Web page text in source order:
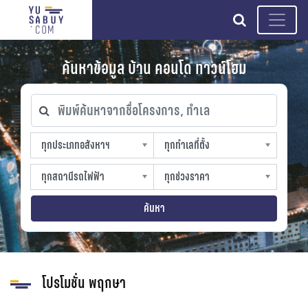
search
ค้นหาข้อมูล บ้าน คอนโด ทาวน์โฮม
พิมพ์ค้นหาจากชื่อโครงการ, ทำเล
ทุกประเภทอสังหาฯ
ทุกประเภทอสังหาฯ
sproperty
ทุกทำเลที่ตั้ง
ทุกทำเลที่ตั้ง
slocation
ทุกสถานีรถไฟฟ้า
ทุกสถานีรถไฟฟ้า
strain-station
ทุกช่วงราคา
ทุกช่วงราคา
sprice
ค้นหา
โปรโมชั่น พฤกษา